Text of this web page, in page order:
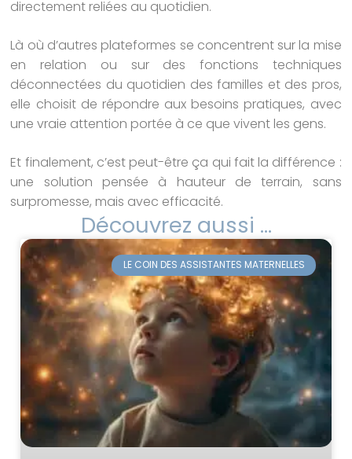
directement reliées au quotidien.
Là où d’autres plateformes se concentrent sur la mise
en relation ou sur des fonctions techniques
déconnectées du quotidien des familles et des pros,
elle choisit de répondre aux besoins pratiques, avec
une vraie attention portée à ce que vivent les gens.
Et finalement, c’est peut-être ça qui fait la différence :
une solution pensée à hauteur de terrain, sans
surpromesse, mais avec efficacité.
Découvrez aussi ...
LE COIN DES ASSISTANTES MATERNELLES